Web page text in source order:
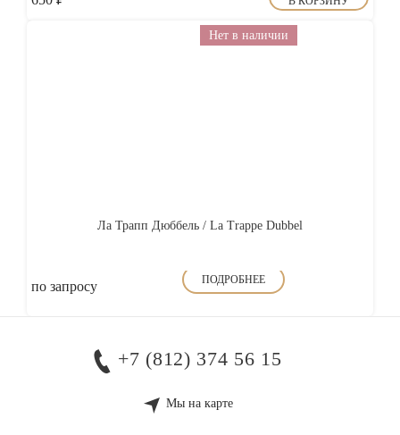
Нет в наличии
Ла Трапп Дюббель / La Trappe Dubbel
по запросу ПОДРОБНЕЕ
+7 (812) 374 56 15
Мы на карте